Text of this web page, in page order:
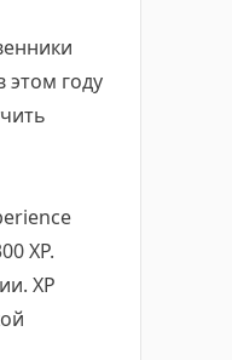
этом году
XP.
XP